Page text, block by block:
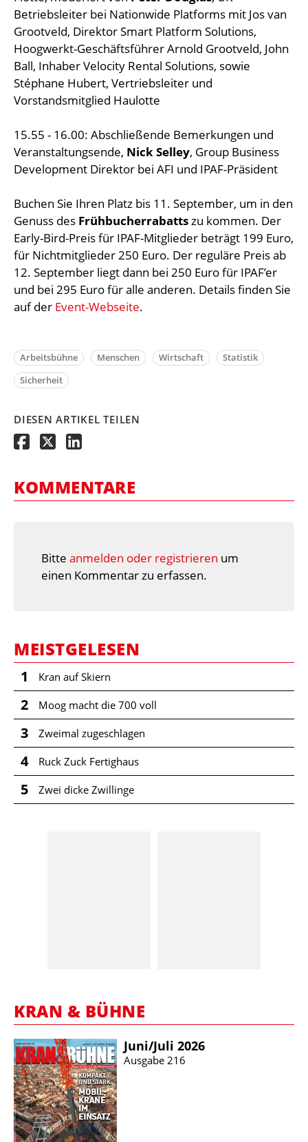
Betriebsleiter bei Nationwide Platforms mit Jos van
Grootveld, Direktor Smart Platform Solutions,
Hoogwerkt-Geschäftsführer Arnold Grootveld, John
Ball, Inhaber Velocity Rental Solutions, sowie
Stéphane Hubert, Vertriebsleiter und
Vorstandsmitglied Haulotte
15.55 - 16.00: Abschließende Bemerkungen und
Veranstaltungsende, Nick Selley, Group Business
Development Direktor bei AFI und IPAF-Präsident
Buchen Sie Ihren Platz bis 11. September, um in den
Genuss des Frühbucherrabattszu kommen. Der
Early-Bird-Preis für IPAF-Mitglieder beträgt 199 Euro,
für Nichtmitglieder 250 Euro. Der reguläre Preis ab
12. September liegt dann bei 250 Euro für IPAF’er
und bei 295 Euro für alle anderen. Details finden Sie
auf der Event-Webseite.
Arbeitsbühne Menschen Wirtschaft
Statistik
Sicherheit
DIESEN ARTIKEL TEILEN
KOMMENTARE
Bitte anmelden oder registrieren um
einen Kommentar zu erfassen.
MEISTGELESEN
1 Kran auf Skiern
2 Moog macht die 700 voll
3 Zweimal zugeschlagen
4 Ruck Zuck Fertighaus
5 Zwei dicke Zwillinge
KRAN & BÜHNE
Juni/​Juli 2026
Ausgabe 216